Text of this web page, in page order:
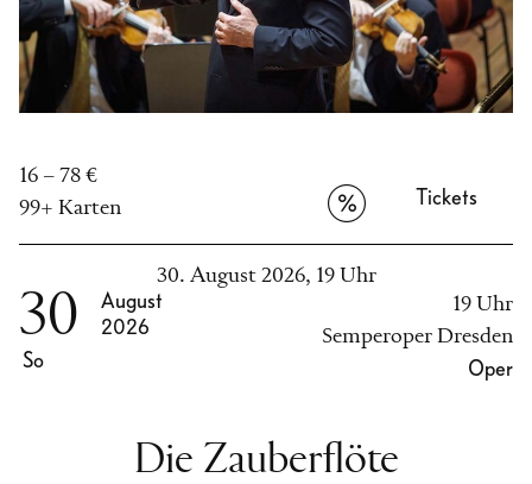
Tickets
16 – 78 €
99+ Karten
Die Zauberflöte
30. August 2026, 19 Uhr
30
So
August
2026
19 Uhr
Semperoper Dresden
Oper